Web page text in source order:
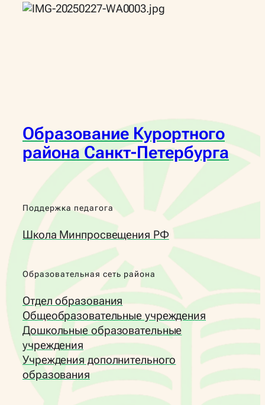
Образование Курортного
района Санкт-Петербурга
Поддержка педагога
Школа Минпросвещения РФ
Образовательная сеть района
Отдел образования
Общеобразовательные учреждения
Дошкольные образовательные
учреждения
Учреждения дополнительного
образования